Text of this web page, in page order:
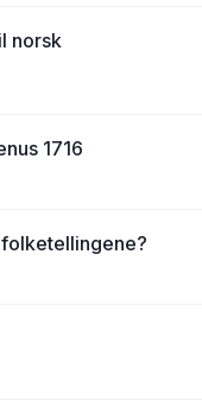
norsk
1716